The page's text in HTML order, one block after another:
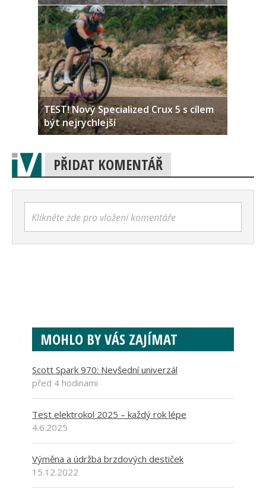
TEST! Nový Specialized Crux 5 s cílem
být nejrychlejší
PŘIDAT KOMENTÁŘ
Klikněte zde pro vložení komentáře
MOHLO BY VÁS ZAJÍMAT
Scott Spark 970: Nevšední univerzál
před 4 hodinami
Test elektrokol 2025 – každý rok lépe
4.6.2025
Výměna a údržba brzdových destiček
15.12.2022